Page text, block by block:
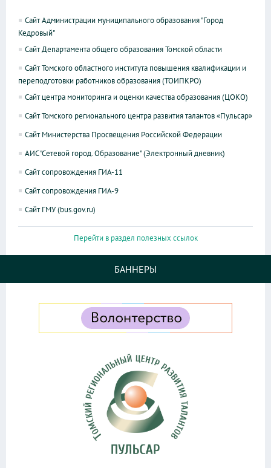
Сайт Администрации муниципального образования "Город
Кедровый"
Сайт Департамента общего образования Томской области
Сайт Томского областного института повышения квалификации и
переподготовки работников образования (ТОИПКРО)
Сайт центра мониторинга и оценки качества образования (ЦОКО)
Сайт Томского регионального центра развития талантов «Пульсар»
Сайт Министерства Просвещения Российской Федерации
АИС "Сетевой город. Образование" (Электронный дневник)
Сайт сопровождения ГИА-11
Сайт сопровождения ГИА-9
Сайт ГМУ (bus.gov.ru)
Перейти в раздел полезных ссылок
БАННЕРЫ